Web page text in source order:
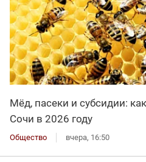
Мёд, пасеки и субсидии:
Сочи в 2026 году
Общество вчера, 16:50